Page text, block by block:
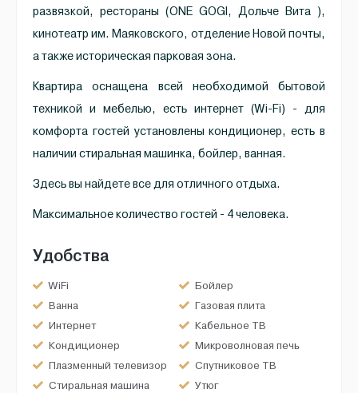
развязкой, рестораны (ONE GOGI, Дольче Вита ),
кинотеатр им. Маяковского, отделение Новой почты,
а также историческая парковая зона.
Квартира оснащена всей необходимой бытовой
техникой и мебелью, есть интернет (Wi-Fi) - для
комфорта гостей установлены кондиционер, есть в
наличии стиральная машинка, бойлер, ванная.
Здесь вы найдете все для отличного отдыха.
Максимальное количество гостей - 4 человека.
Удобства
WiFi
Бойлер
Ванна
Газовая плита
Интернет
Кабельное ТВ
Кондиционер
Микроволновая печь
Плазменный телевизор
Спутниковое ТВ
Стиральная машина
Утюг